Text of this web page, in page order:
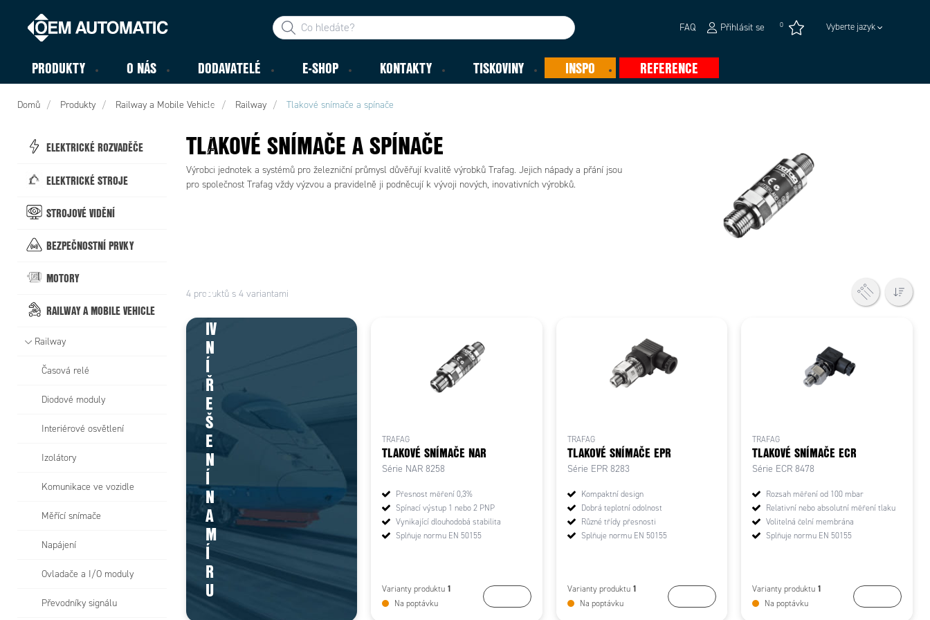
FAQ Přihlásit se 0 Vyberte jazyk
PRODUKTY O NÁS DODAVATELÉ E-SHOP KONTAKTY TISKOVINY INSPO REFERENCE
Domů Produkty Railway a Mobile Vehicle Railway Tlakové snímače a spínače
ELEKTRICKÉ ROZVADĚČE
ELEKTRICKÉ STROJE
STROJOVÉ VIDĚNÍ
BEZPEČNOSTNÍ PRVKY
MOTORY
RAILWAY A MOBILE VEHICLE
Railway
Časová relé
Diodové moduly
Interiérové osvětlení
Izolátory
Komunikace ve vozidle
Měřící snímače
Napájení
Ovladače a I/O moduly
Převodníky signálu
TLAKOVÉ SNÍMAČE A SPÍNAČE
Výrobci jednotek a systémů pro železniční průmysl důvěřují kvalitě výrobků Trafag. Jejich nápady a přání jsou
pro společnost Trafag vždy výzvou a pravidelně ji podněcují k vývoji nových, inovativních výrobků.
4 produktů s 4 variantami
od
to
vá
zp
A
IV
N
Í
Ř
E
Š
E
N
Í
N
A
M
Í
R
U
TRAFAG
TLAKOVÉ SNÍMAČE NAR
Série NAR 8258
Přesnost měření 0,3%
Spínací výstup 1 nebo 2 PNP
Vynikající dlouhodobá stabilita
Splňuje normu EN 50155
Varianty produktu 1
Na poptávku
TRAFAG
TLAKOVÉ SNÍMAČE EPR
Série EPR 8283
Kompaktní design
Dobrá teplotní odolnost
Různé třídy přesnosti
Splňuje normu EN 50155
Varianty produktu 1
Na poptávku
TRAFAG
TLAKOVÉ SNÍMAČE ECR
Série ECR 8478
Rozsah měření od 100 mbar
Relativní nebo absolutní měření tlaku
Volitelná čelní membrána
Splňuje normu EN 50155
Varianty produktu 1
Na poptávku